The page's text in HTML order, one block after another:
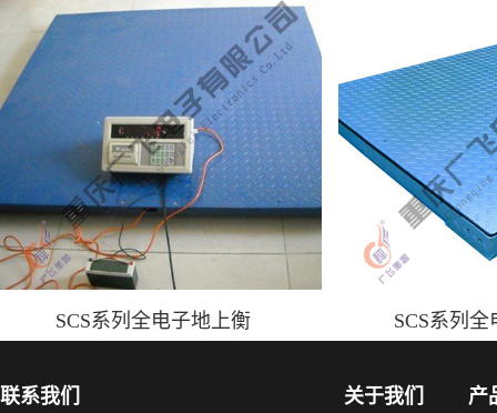
SCS系列全电子地上衡 SCS系列
联系我们 关于我们 产